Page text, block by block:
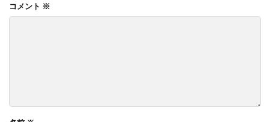
コメント ※